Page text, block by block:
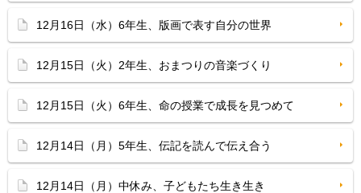
12月16日（水）6年生、版画で表す自分の世界
12月15日（火）2年生、おまつりの音楽づくり
12月15日（火）6年生、命の授業で成長を見つめて
12月14日（月）5年生、伝記を読んで伝え合う
12月14日（月）中休み、子どもたち生き生き